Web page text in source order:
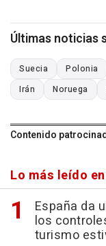
Últimas noticias
Suecia Polonia
Irán
Noruega
Contenido
Lo más leído
España da
los
turismo